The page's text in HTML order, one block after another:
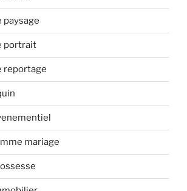
paysage
portrait
reportage
mariage